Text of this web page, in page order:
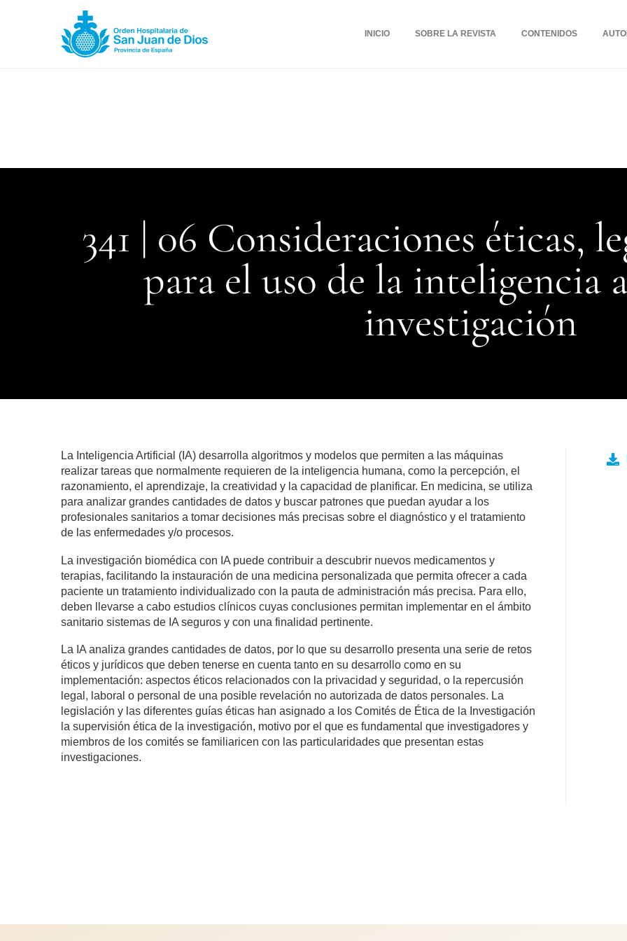
INICIO SOBRE LA REVISTA CONTENIDOS
341 | 06 Consideraciones éticas,
para el uso de la inteligencia
investigación
La Inteligencia Artificial (IA) desarrolla algoritmos y modelos que permiten a las máquinas
realizar tareas que normalmente requieren de la inteligencia humana, como la percepción, el
razonamiento, el aprendizaje, la creatividad y la capacidad de planificar. En medicina, se utiliza
para analizar grandes cantidades de datos y buscar patrones que puedan ayudar a los
profesionales sanitarios a tomar decisiones más precisas sobre el diagnóstico y el tratamiento
de las enfermedades y/o procesos.
La investigación biomédica con IA puede contribuir a descubrir nuevos medicamentos y
terapias, facilitando la instauración de una medicina personalizada que permita ofrecer a cada
paciente un tratamiento individualizado con la pauta de administración más precisa. Para ello,
deben llevarse a cabo estudios clínicos cuyas conclusiones permitan implementar en el ámbito
sanitario sistemas de IA seguros y con una finalidad pertinente.
La IA analiza grandes cantidades de datos, por lo que su desarrollo presenta una serie de retos
éticos y jurídicos que deben tenerse en cuenta tanto en su desarrollo como en su
implementación: aspectos éticos relacionados con la privacidad y seguridad, o la repercusión
legal, laboral o personal de una posible revelación no autorizada de datos personales. La
legislación y las diferentes guías éticas han asignado a los Comités de Ética de la Investigación
la supervisión ética de la investigación, motivo por el que es fundamental que investigadores y
miembros de los comités se familiaricen con las particularidades que presentan estas
investigaciones.